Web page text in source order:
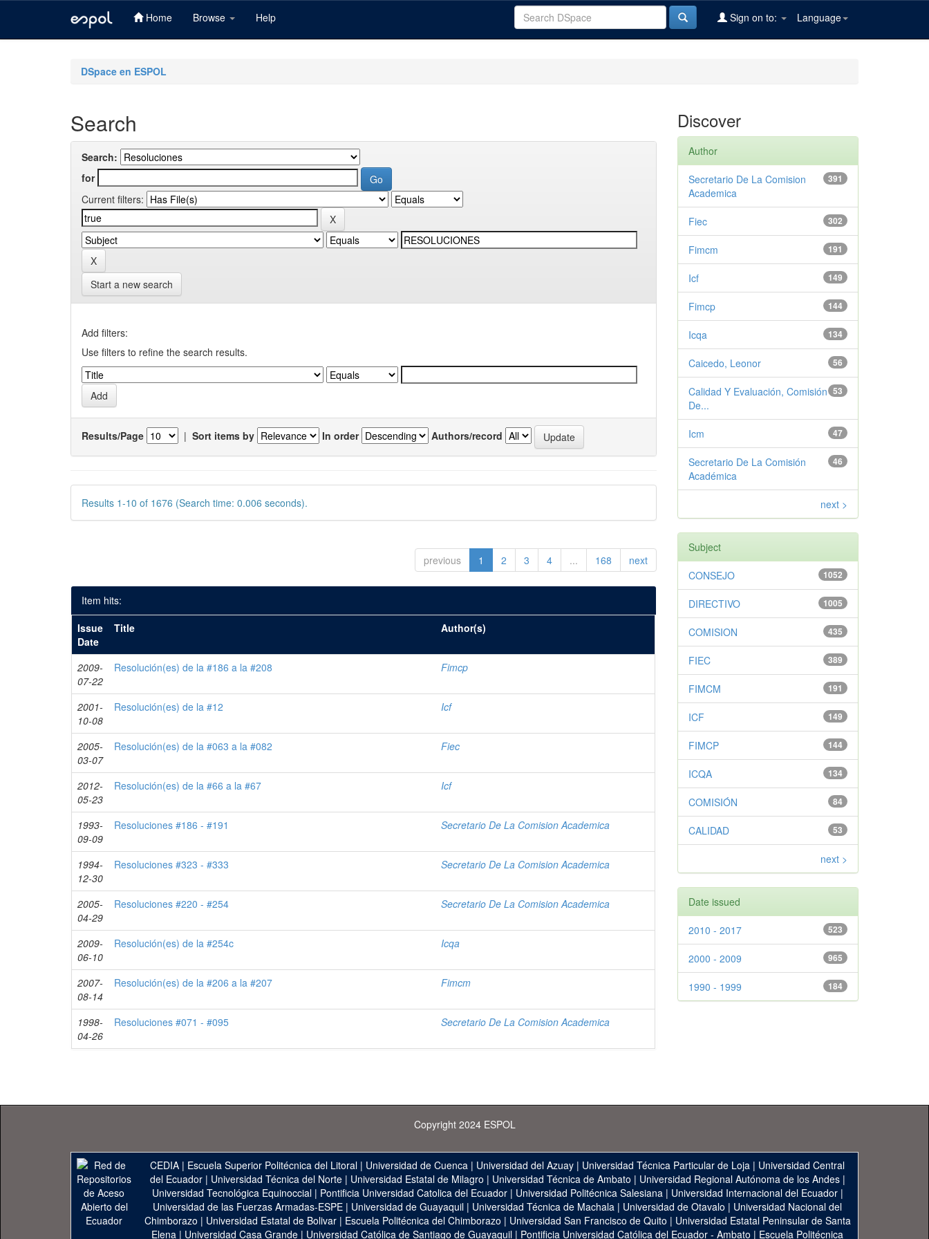
Home Browse Help Language
Sign on to:
DSpace en ESPOL
Search
Search:
for
Current filters:
Start a new search
Add filters:
Use filters to refine the search results.
Results/Page | Sort items by In order Authors/record
Results 1-10 of 1676 (Search time: 0.006 seconds).
previous 1 2 3 4 ... 168 next
Item hits:
Issue
Date
Title Author(s)
2009-
07-22
Resolución(es) de la #186 a la #208 Fimcp
2001-
10-08
Resolución(es) de la #12 Icf
2005-
03-07
Resolución(es) de la #063 a la #082 Fiec
2012-
05-23
Resolución(es) de la #66 a la #67 Icf
1993-
09-09
Resoluciones #186 - #191 Secretario De La Comision Academica
1994-
12-30
Resoluciones #323 - #333 Secretario De La Comision Academica
2005-
04-29
Resoluciones #220 - #254 Secretario De La Comision Academica
2009-
06-10
Resolución(es) de la #254c Icqa
2007-
08-14
Resolución(es) de la #206 a la #207 Fimcm
1998-
04-26
Resoluciones #071 - #095 Secretario De La Comision Academica
Discover
Author
391
Secretario De La Comision
Academica
302
Fiec
191
Fimcm
149
Icf
144
Fimcp
134
Icqa
56
Caicedo, Leonor
53
Calidad Y Evaluación, Comisión
De...
47
Icm
46
Secretario De La Comisión
Académica
next >
Subject
1052
CONSEJO
1005
DIRECTIVO
435
COMISION
389
FIEC
191
FIMCM
149
ICF
144
FIMCP
134
ICQA
84
COMISIÓN
53
CALIDAD
next >
Date issued
523
2010 - 2017
965
2000 - 2009
184
1990 - 1999
Copyright 2024 ESPOL
CEDIA | Escuela Superior Politécnica del Litoral | Universidad de Cuenca | Universidad del Azuay | Universidad Técnica Particular de Loja | Universidad Central
del Ecuador| Universidad Técnica del Norte| Universidad Estatal de Milagro | Universidad Técnica de Ambato | Universidad Regional Autónoma de los Andes|
Universidad Tecnológica Equinoccial| Pontificia Universidad Catolica del Ecuador| Universidad Politécnica Salesiana| Universidad Internacional del Ecuador|
Universidad de las Fuerzas Armadas-ESPE | Universidad de Guayaquil | Universidad Técnica de Machala | Universidad de Otavalo | Universidad Nacional del
Chimborazo | Universidad Estatal de Bolivar| Escuela Politécnica del Chimborazo | Universidad San Francisco de Quito | Universidad Estatal Peninsular de Santa
Elena | Universidad Casa Grande | Universidad Católica de Santiago de Guayaquil | Pontificia Universidad Católica del Ecuador - Ambato | Escuela Politécnica